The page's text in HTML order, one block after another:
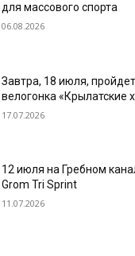
для массового спорта
06.08.2026
Завтра, 18 июля,
велогонка «Крылатские
17.07.2026
12 июля на Гребном
Grom Tri Sprint
11.07.2026